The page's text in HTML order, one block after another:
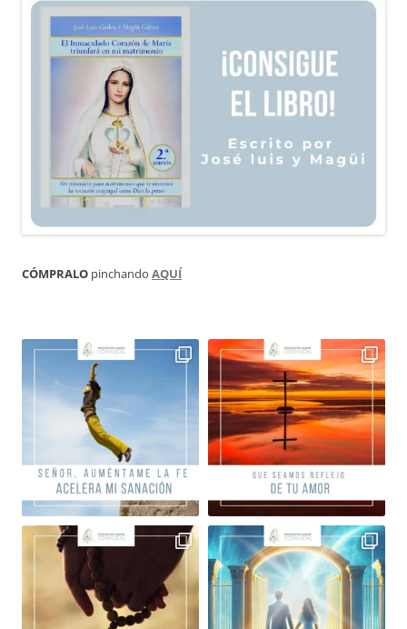
CÓMPRALO pinchando AQUÍ